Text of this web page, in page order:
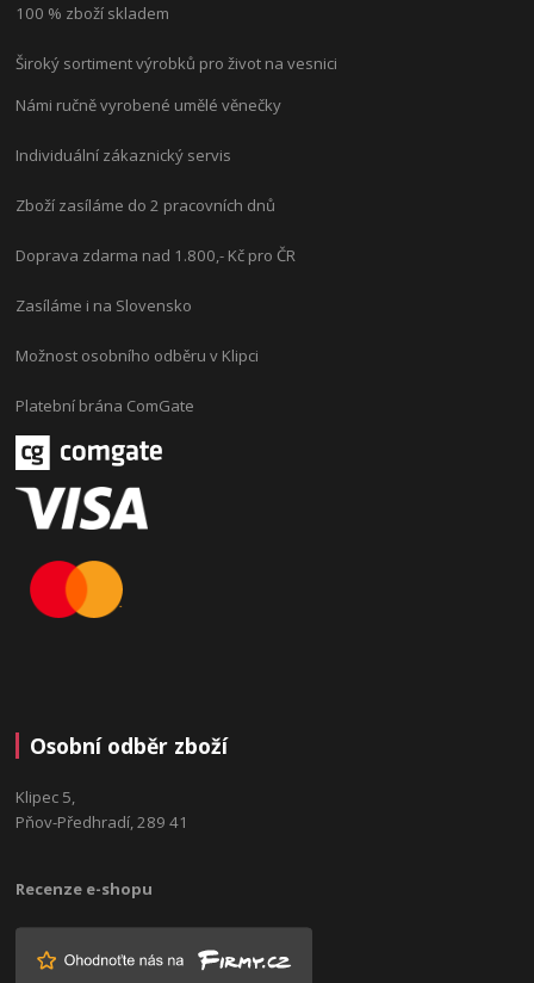
100 % zboží skladem
Široký sortiment výrobků pro život na vesnici
Námi ručně vyrobené umělé věnečky
Individuální zákaznický servis
Zboží zasíláme do 2 pracovních dnů
Doprava zdarma nad 1.800,- Kč pro ČR
Zasíláme i na Slovensko
Možnost osobního odběru v Klipci
Platební brána ComGate
Osobní odběr zboží
Klipec 5,
Pňov-Předhradí, 289 41
Recenze e-shopu